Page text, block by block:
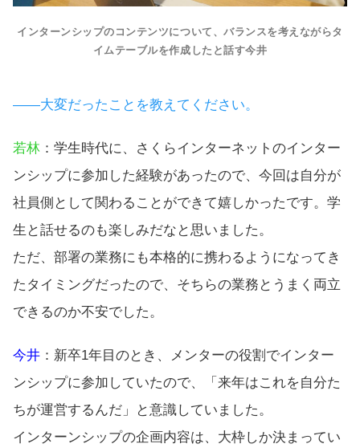
インターンシップのコンテンツについて、バランスを考えながらタ
イムテーブルを作成したと話す今井
――大変だったことを教えてください。
若林 ：学生時代に、さくらインターネットのインター
ンシップに参加した経験があったので、今回は自分が
社員側として関わることができて嬉しかったです。学
生と話せるのも楽しみだなと思いました。
ただ、部署の業務にも本格的に携わるようになってき
たタイミングだったので、そちらの業務とうまく両立
できるのか不安でした。
今井 ：新卒1年目のとき、メンターの役割でインター
ンシップに参加していたので、「来年はこれを自分た
ちが運営するんだ」と意識していました。
インターンシップの企画内容は、大枠しか決まってい